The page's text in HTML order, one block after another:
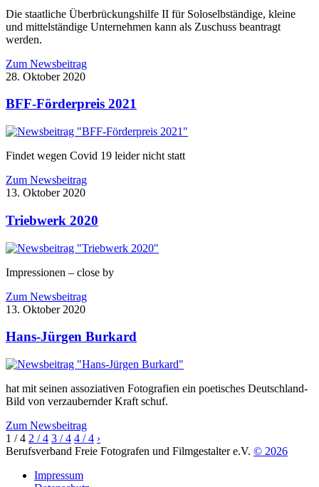
Die staatliche Überbrückungshilfe II für Soloselbständige, kleine
und mittelständige Unternehmen kann als Zuschuss beantragt
werden.
Zum Newsbeitrag
28. Oktober 2020
BFF-Förderpreis 2021
Findet wegen Covid 19 leider nicht statt
Zum Newsbeitrag
13. Oktober 2020
Triebwerk 2020
Impressionen – close by
Zum Newsbeitrag
13. Oktober 2020
Hans-Jürgen Burkard
hat mit seinen assoziativen Fotografien ein poetisches Deutschland-
Bild von verzaubernder Kraft schuf.
Zum Newsbeitrag
1 / 4 2 / 4 3 / 4 4 / 4 ›
Berufsverband Freie Fotografen und Filmgestalter e.V. © 2026
Impressum